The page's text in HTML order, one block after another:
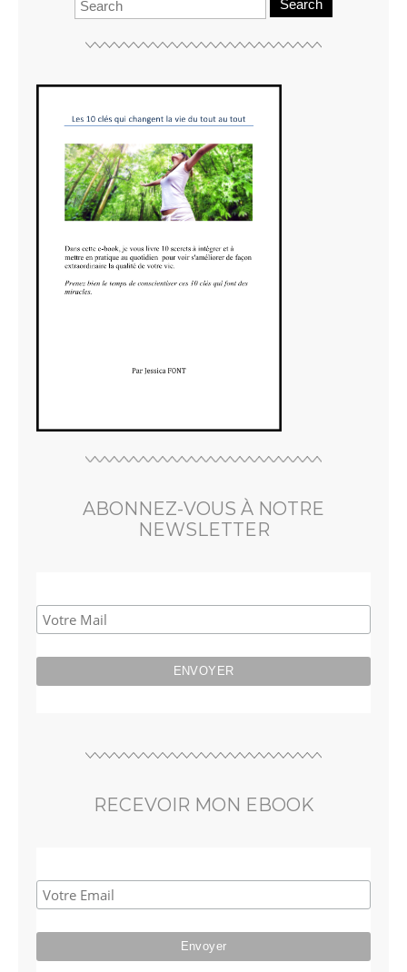
Search
ABONNEZ-VOUS À NOTRE
NEWSLETTER
RECEVOIR MON EBOOK